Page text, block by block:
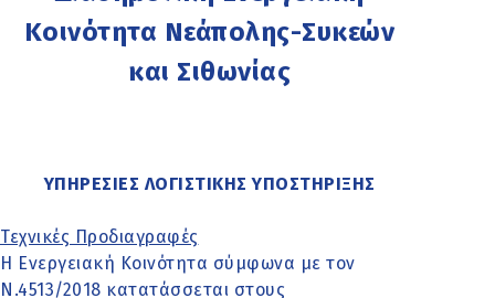
Κοινότητα Νεάπολης-Συκεών
και Σιθωνίας
ΥΠΗΡΕΣΙΕΣ ΛΟΓΙΣΤΙΚΗΣ ΥΠΟΣΤΗΡΙΞΗΣ
Τεχνικές Προδιαγραφές
Η Ενεργειακή Κοινότητα σύμφωνα με τον
Ν.4513/2018 κατατάσσεται στους